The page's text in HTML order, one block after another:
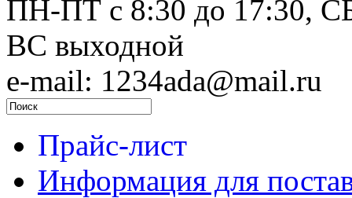
ПН-ПТ c 8:30 до 17:30,
ВС выходной
e-mail: 1234ada@mail.ru
Прайс-лист
Информация для